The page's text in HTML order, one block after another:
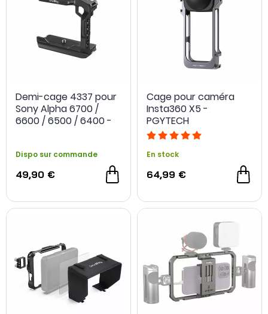
Demi-cage 4337 pour
Sony Alpha 6700 /
6600 / 6500 / 6400 -
Dispo sur commande
49,90 €
Cage pour caméra
Insta360 X5 -
PGYTECH
En stock
64,99 €